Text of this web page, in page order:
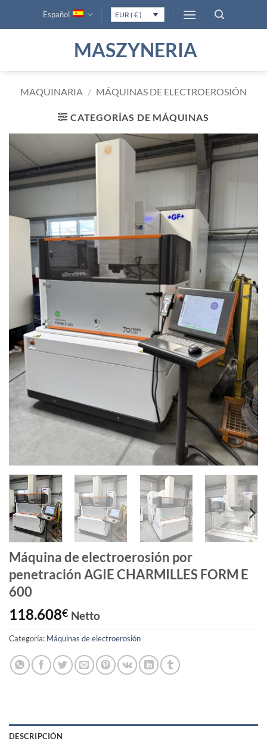
Español EUR ( € )
MASZYNERIA
MAQUINARIA / MÁQUINAS DE ELECTROEROSIÓN
CATEGORÍAS DE MÁQUINAS
Máquina de electroerosión por
penetración AGIE CHARMILLES FORM E
600
118.608€ Netto
Categoría: Máquinas de electroerosión
DESCRIPCIÓN